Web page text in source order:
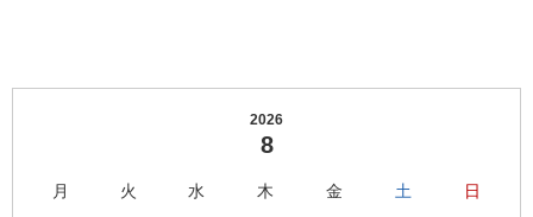
2026
8
月 火 水 木 金 土
日